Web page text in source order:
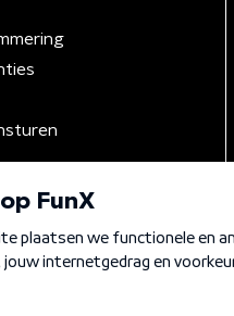
voorwaarden Privacybeleid